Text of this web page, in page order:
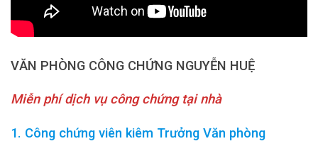
VĂN PHÒNG CÔNG CHỨNG NGUYỄN HUỆ
Miễn phí dịch vụ công chứng tại nhà
1. Công chứng viên kiêm Trưởng Văn phòng